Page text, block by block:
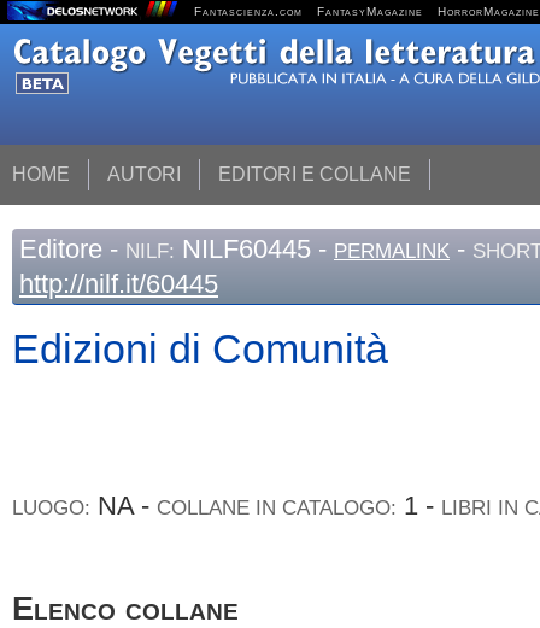
Fantascienza.com FantasyMagazine HorrorMagazine
HOME AUTORI EDITORI E COLLANE
Editore - NILF: NILF60445 - PERMALINK -
http://nilf.it/60445
Edizioni di Comunità
LUOGO: NA - COLLANE IN CATALOGO: 1 - LIBRI IN
Elenco collane